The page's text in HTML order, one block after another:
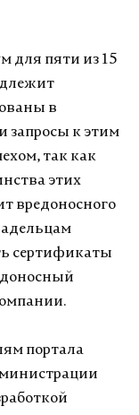
для пяти из 15
в
запросы к этим
так как
этих
вредоносного
сертификаты
портала